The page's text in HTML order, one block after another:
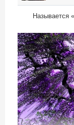
Называется